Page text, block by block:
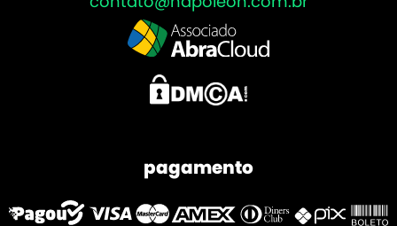
pagamento